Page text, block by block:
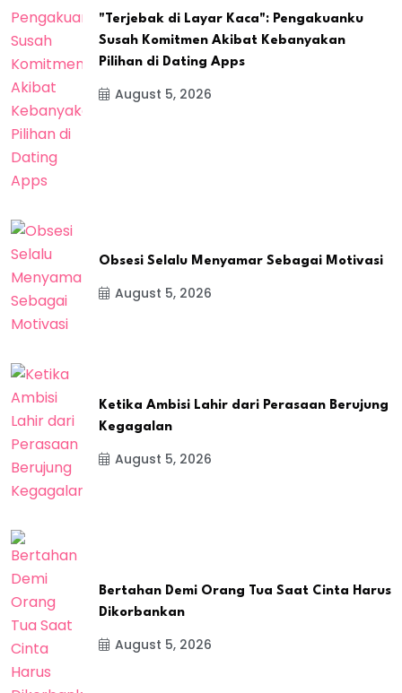
"Terjebak di Layar Kaca": Pengakuanku
Susah Komitmen Akibat Kebanyakan
Pilihan di Dating Apps
August 5, 2026
Obsesi Selalu Menyamar Sebagai Motivasi
August 5, 2026
Ketika Ambisi Lahir dari Perasaan Berujung
Kegagalan
August 5, 2026
Bertahan Demi Orang Tua Saat Cinta Harus
Dikorbankan
August 5, 2026